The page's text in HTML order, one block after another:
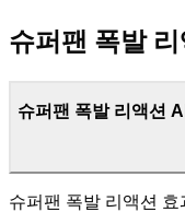
슈퍼팬 폭발
슈퍼팬 폭발 리액션
슈퍼팬 폭발 리액션 효